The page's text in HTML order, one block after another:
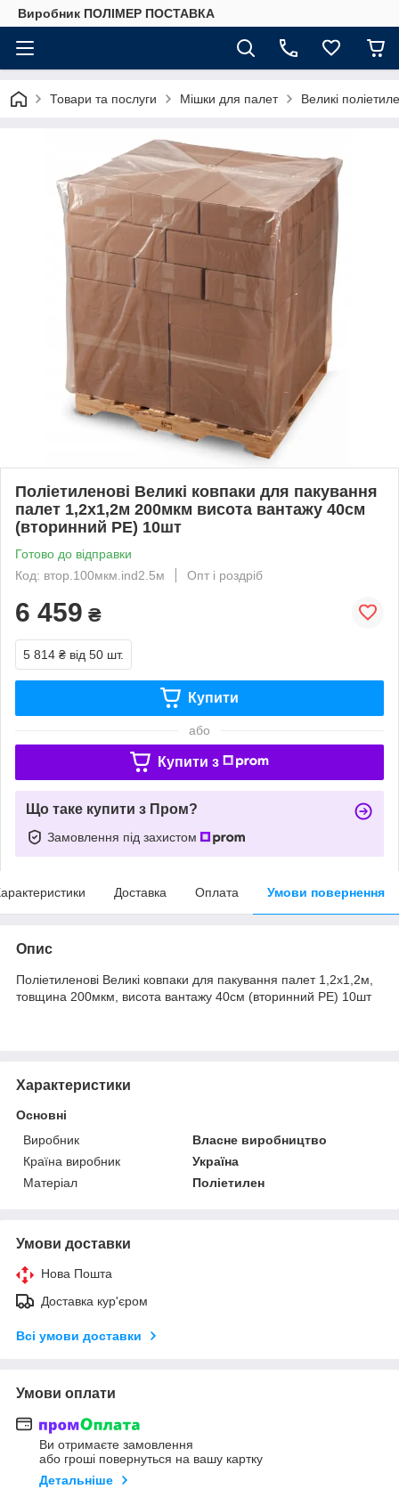
Виробник ПОЛІМЕР ПОСТАВКА
Товари та послуги Мішки для палет Великі
Поліетиленові Великі ковпаки для пакування
палет 1,2х1,2м 200мкм висота вантажу 40см
(вторинний PE) 10шт
Готово до відправки
Код: втор.100мкм.ind2.5м
Опт і роздріб
6 459 ₴
5 814 ₴ від 50 шт.
Купити
або
Купити з
Що таке купити з Пром?
Замовлення під захистом
Доставка Оплата Умови повернення
Опис
Поліетиленові Великі ковпаки для пакування палет 1,2х1,2м,
товщина 200мкм, висота вантажу 40см (вторинний PE) 10шт
Характеристики
Основні
Виробник
Власне виробництво
Країна виробник
Україна
Матеріал
Поліетилен
Умови доставки
Нова Пошта
Доставка кур'єром
Всі умови доставки
Умови оплати
Ви отримаєте замовлення
або гроші повернуться на вашу картку
Детальніше